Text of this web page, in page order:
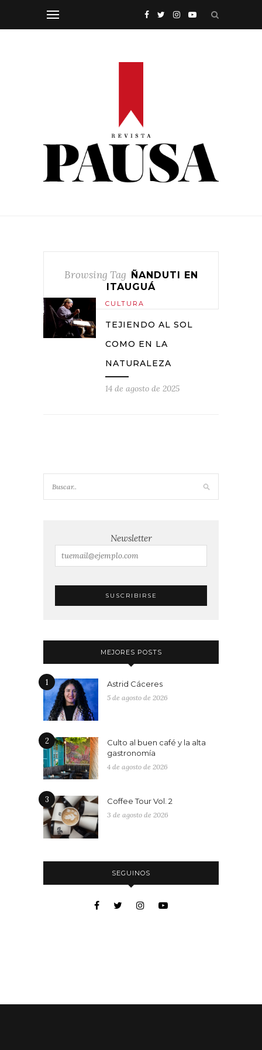
Browsing Tag ÑANDUTI EN
ITAUGUÁ
CULTURA
TEJIENDO AL SOL
COMO EN LA
NATURALEZA
14 de agosto de 2025
Newsletter
MEJORES POSTS
1 Astrid Cáceres
5 de agosto de 2026
2
Culto al buen café y la alta
gastronomía
4 de agosto de 2026
3 Coffee Tour Vol. 2
3 de agosto de 2026
SEGUINOS